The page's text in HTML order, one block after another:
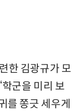
한 김광규가 모
군을 미리 보
를 쫑긋 세우게